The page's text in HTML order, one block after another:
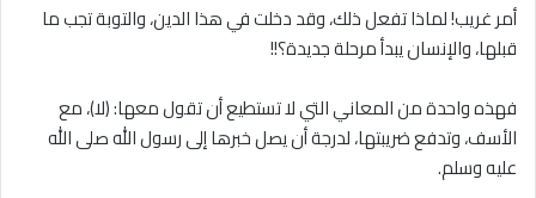
أمر غريب! لماذا تفعل ذلك، وقد دخلت في هذا الدين، والتوبة تجب ما
قبلها، والإنسان يبدأ مرحلة جديدة؟!!
فهذه واحدة من المعاني التي ﻻ تستطيع أن تقول معها: (ﻻ)، مع
الأسف، وتدفع ضريبتها، لدرجة أن يصل خبرها إلى رسول الله صلى الله
عليه وسلم.